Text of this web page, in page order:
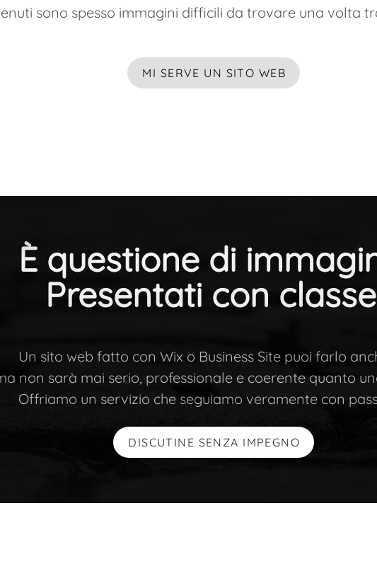
sono spesso immagini difficili da trovare una volta
MI SERVE UN SITO WEB
È questione di
Presentati con
Un sito web fatto con Wix o Business Site puoi farlo
non sarà mai serio, professionale e coerente quanto
Offriamo un servizio che seguiamo veramente con
DISCUTINE SENZA IMPEGNO